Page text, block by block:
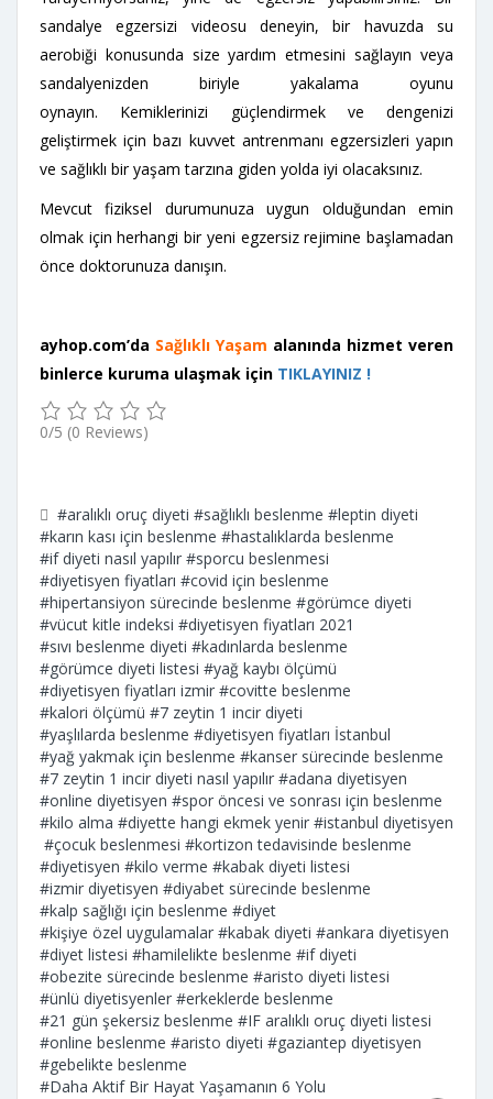
sandalye egzersizi videosu deneyin, bir havuzda su
aerobiği konusunda size yardım etmesini sağlayın veya
sandalyenizden biriyle yakalama oyunu
oynayın. Kemiklerinizi güçlendirmek ve dengenizi
geliştirmek için bazı kuvvet antrenmanı egzersizleri yapın
ve sağlıklı bir yaşam tarzına giden yolda iyi olacaksınız.
Mevcut fiziksel durumunuza uygun olduğundan emin
olmak için herhangi bir yeni egzersiz rejimine başlamadan
önce doktorunuza danışın.
ayhop.com’da Sağlıklı Yaşam alanında hizmet veren
binlerce kuruma ulaşmak için TIKLAYINIZ !
0/5 (0 Reviews)
#aralıklı oruç diyeti #sağlıklı beslenme #leptin diyeti
#karın kası için beslenme #hastalıklarda beslenme
#if diyeti nasıl yapılır #sporcu beslenmesi
#diyetisyen fiyatları #covid için beslenme
#hipertansiyon sürecinde beslenme #görümce diyeti
#vücut kitle indeksi #diyetisyen fiyatları 2021
#sıvı beslenme diyeti #kadınlarda beslenme
#görümce diyeti listesi #yağ kaybı ölçümü
#diyetisyen fiyatları izmir #covitte beslenme
#kalori ölçümü #7 zeytin 1 incir diyeti
#yaşlılarda beslenme #diyetisyen fiyatları İstanbul
#yağ yakmak için beslenme #kanser sürecinde beslenme
#7 zeytin 1 incir diyeti nasıl yapılır #adana diyetisyen
#online diyetisyen #spor öncesi ve sonrası için beslenme
#kilo alma #diyette hangi ekmek yenir #istanbul diyetisyen
#çocuk beslenmesi #kortizon tedavisinde beslenme
#diyetisyen #kilo verme #kabak diyeti listesi
#izmir diyetisyen #diyabet sürecinde beslenme
#kalp sağlığı için beslenme #diyet
#kişiye özel uygulamalar #kabak diyeti #ankara diyetisyen
#diyet listesi #hamilelikte beslenme #if diyeti
#obezite sürecinde beslenme #aristo diyeti listesi
#ünlü diyetisyenler #erkeklerde beslenme
#21 gün şekersiz beslenme #IF aralıklı oruç diyeti listesi
#online beslenme #aristo diyeti #gaziantep diyetisyen
#gebelikte beslenme
#Daha Aktif Bir Hayat Yaşamanın 6 Yolu